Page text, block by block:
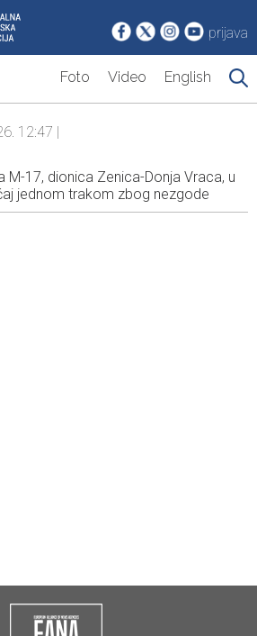
prijava
Foto Video English
12:47 |
M-17, dionica Zenica-Donja Vraca, u
jednom trakom zbog nezgode